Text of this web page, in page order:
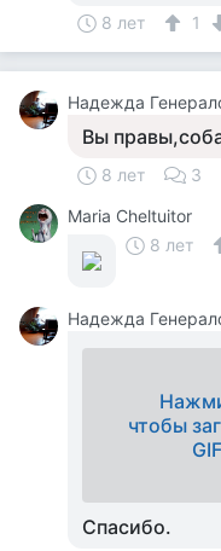
8 лет 1
Надежда
Вы
8 лет 3
Maria Cheltuitor
8 лет
Надежда
чтобы
GIF
Спасибо.